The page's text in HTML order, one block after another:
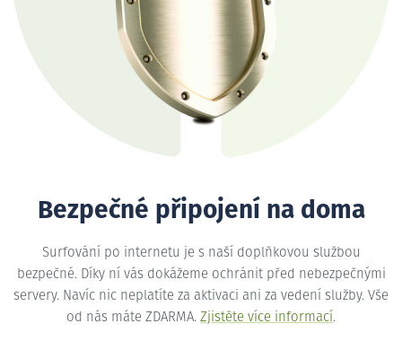
Bezpečné připojení na doma
Surfování po internetu je s naší doplňkovou službou
bezpečné. Díky ní vás dokážeme ochránit před nebezpečnými
servery. Navíc nic neplatíte za aktivaci ani za vedení služby. Vše
od nás máte ZDARMA. Zjistěte více informací.